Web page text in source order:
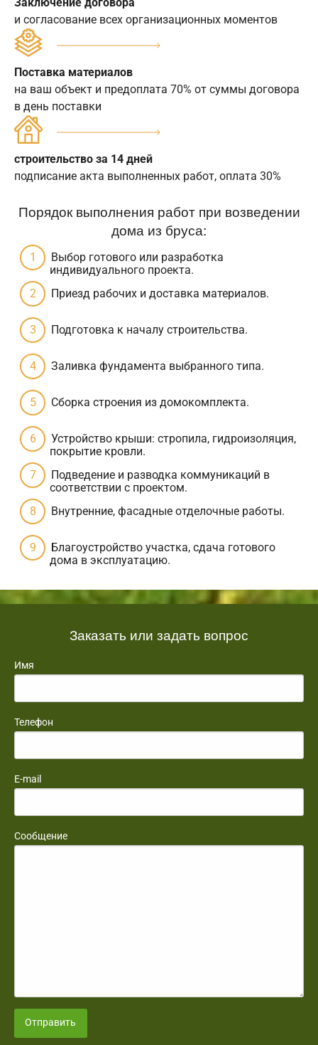
и согласование всех организационных моментов
Поставка материалов
на ваш объект и предоплата 70% от суммы договора
в день поставки
строительство за 14 дней
подписание акта выполненных работ, оплата 30%
Порядок выполнения работ при возведении
дома из бруса:
Выбор готового или разработка
индивидуального проекта.
Приезд рабочих и доставка материалов.
Подготовка к началу строительства.
Заливка фундамента выбранного типа.
Сборка строения из домокомплекта.
Устройство крыши: стропила, гидроизоляция,
покрытие кровли.
Подведение и разводка коммуникаций в
соответствии с проектом.
Внутренние, фасадные отделочные работы.
Благоустройство участка, сдача готового
дома в эксплуатацию.
Заказать или задать вопрос
Имя
Телефон
E-mail
Сообщение
Отправить